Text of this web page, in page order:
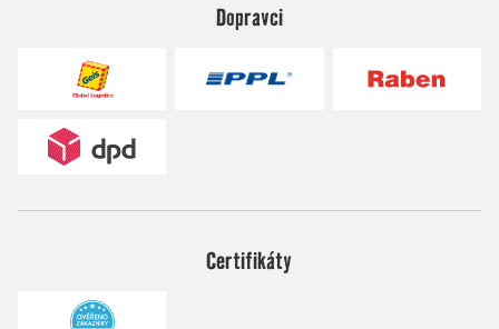
Dopravci
Certifikáty